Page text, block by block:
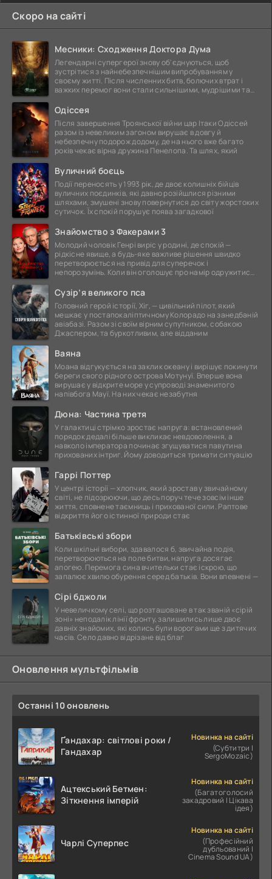
Скоро на сайті
Месники: Сходження Доктора Дума
Легендарні супергерої знову об'єднуються, щоб
зустрітися з найнебезпечнішим випробуванням у
своєму житті. Після численних битв, болючих втрат і
важких перемог вони стали сильнішими, мудрішими та
Одіссея
Після завершення Троянської війни цар Ітаки Одіссей
разом із невеликим загоном вирушає в довгу й
небезпечну подорож додому, де на нього вже багато
років чекає вірна дружина Пенелопа. Та шлях, який
Вуличний боєць
Події переносять у 1993 рік, де двоє колишніх бійців
вуличних поєдинків, які давно розійшлися різними
шляхами, змушені знову повернутися до світу жорстоких
сутичок. Їх спокій порушує поява загадкової
Знайомство з Факерами 3
Молодий чоловік Генрі виріс у родині, де спокій —
рідкісне явище, а будь-яке важливе рішення швидко
перетворюється на привід для суперечок і
непорозумінь. Коли він оголошує про намір одружитися,
Сузір’я великого пса
Головний герой історії, Хіг, — цивільний пілот, який
мешкає у постапокаліптичному Колорадо на занедбаній
авіабазі. Разом зі своїм вірним супутником, собакою
Джаспером, та буркотливим, але відданим
Ваяна
Моана відгукується на заклик океану і вирішує покинути
береги свого рідного острова Мотунуї. Вперше вона
вирушає у відкрите море у супроводі знаменитого
напівбога Мауї. На них чекає незабутня
Дюна: Частина третя
У галактиці стрімко зростає напруга: встановлений
порядок дедалі більше викликає невдоволення, а
навколо імператора починає згущуватися павутина
прихованих інтриг. Йому доводиться тримати ситуацію
Гаррі Поттер
У центрі історії — хлопчик, який зростав у звичайному
світі, не підозрюючи, що десь поруч тече зовсім інше
життя, сповнене таємниць і прихованої сили. Раптове
відкриття його істинної природи стає
Батьківські збори
Коли шкільні вибори, здавалося б, звичайна подія,
перетворюються на поле битви, напруга досягає
апогею. Перемога сина вчительки стає іскрою, що
запалює хвилю обурення серед батьків. Вони впевнені —
Сірі бджоли
У невеличкому селі, що розташоване в так званій «сірій
зоні» неподалік лінії фронту, залишились лише двоє
давніх знайомих, які колись були ворогами ще з дитячих
часів. Село давно відрізане від благ
Оновлення мультфільмів
Останні 10 оновлень
Ґандахар: світлові роки /
Гандахар
Новинка на сайті
(Субтитри |
SergoMozaic)
Ацтекський Бетмен:
Зіткнення імперій
Новинка на сайті
(Багатоголосий
закадровий | Цікава
ідея)
Чарлі Суперпес
Новинка на сайті
(Професійний
дубльований |
Cinema Sound UA)